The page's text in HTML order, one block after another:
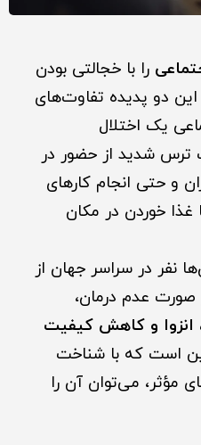
را با خجالتی بودن
این دو پدیده تفاوت‌های
یک اختلال
شدید از حضور در
و حتی انجام کارهای
غذا خوردن در مکان
نفر در سراسر جهان از
صورت عدم درمان،
انزوا و کاهش کیفیت
است که با شناخت
مؤثر، می‌توان آن را